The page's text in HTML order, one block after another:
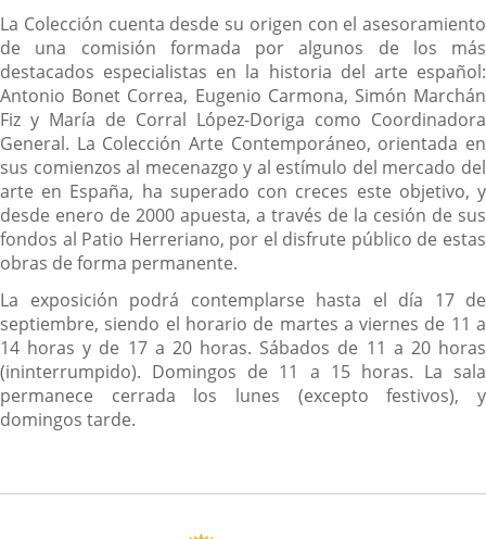
La Colección cuenta desde su origen con el asesoramiento
de una comisión formada por algunos de los más
destacados especialistas en la historia del arte español:
Antonio Bonet Correa, Eugenio Carmona, Simón Marchán
Fiz y María de Corral López-Doriga como Coordinadora
General. La Colección Arte Contemporáneo, orientada en
sus comienzos al mecenazgo y al estímulo del mercado del
arte en España, ha superado con creces este objetivo, y
desde enero de 2000 apuesta, a través de la cesión de sus
fondos al Patio Herreriano, por el disfrute público de estas
obras de forma permanente.
La exposición podrá contemplarse hasta el día 17 de
septiembre, siendo el horario de martes a viernes de 11 a
14 horas y de 17 a 20 horas. Sábados de 11 a 20 horas
(ininterrumpido). Domingos de 11 a 15 horas. La sala
permanece cerrada los lunes (excepto festivos), y
domingos tarde.